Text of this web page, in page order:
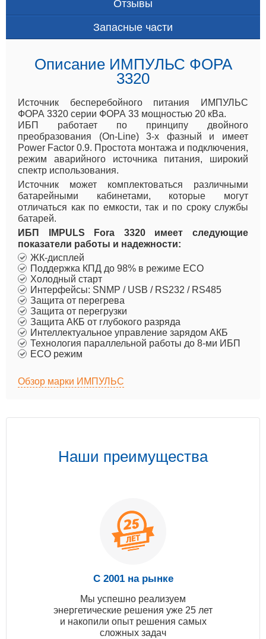
Отзывы
Запасные части
Описание ИМПУЛЬС ФОРА
3320
Источник бесперебойного питания ИМПУЛЬС
ФОРА 3320 серии ФОРА 33 мощностью 20 кВа.
ИБП работает по принципу двойного
преобразования (On-Line) 3-х фазный и имеет
Power Factor 0.9. Простота монтажа и подключения,
режим аварийного источника питания, широкий
спектр использования.
Источник может комплектоваться различными
батарейными кабинетами, которые могут
отличаться как по емкости, так и по сроку службы
батарей.
ИБП IMPULS Fora 3320 имеет следующие
показатели работы и надежности:
ЖК-дисплей
Поддержка КПД до 98% в режиме ECO
Холодный старт
Интерфейсы: SNMP / USB / RS232 / RS485
Защита от перегрева
Защита от перегрузки
Защита АКБ от глубокого разряда
Интеллектуальное управление зарядом АКБ
Технология параллельной работы до 8-ми ИБП
ECO режим
Обзор марки ИМПУЛЬС
Наши преимущества
С 2001 на рынке
Мы успешно реализуем
энергетические решения уже 25 лет
и накопили опыт решения самых
сложных задач